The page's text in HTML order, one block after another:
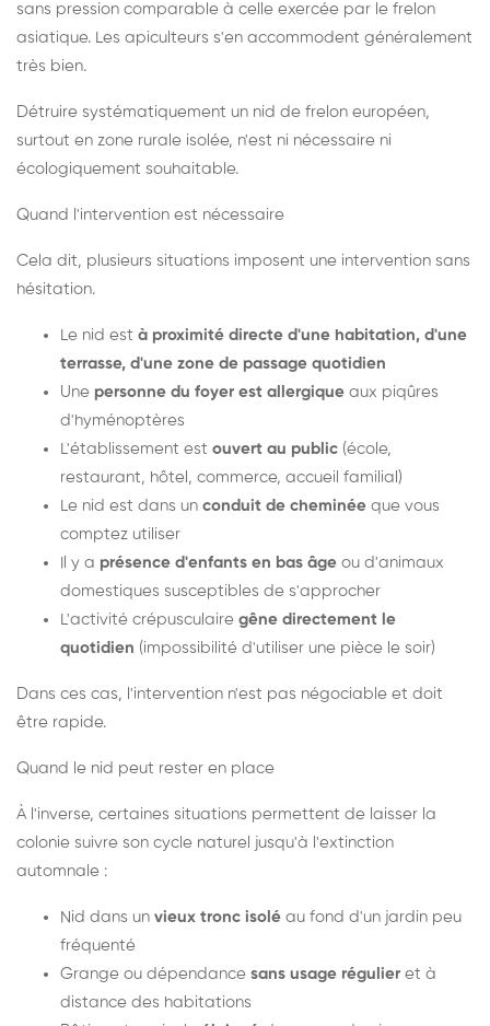
sans pression comparable à celle exercée par le frelon
asiatique. Les apiculteurs s'en accommodent généralement
très bien.
Détruire systématiquement un nid de frelon européen,
surtout en zone rurale isolée, n'est ni nécessaire ni
écologiquement souhaitable.
Quand l'intervention est nécessaire
Cela dit, plusieurs situations imposent une intervention sans
hésitation.
Le nid est à proximité directe d'une habitation, d'une
terrasse, d'une zone de passage quotidien
Une personne du foyer est allergique aux piqûres
d'hyménoptères
L'établissement est ouvert au public (école,
restaurant, hôtel, commerce, accueil familial)
Le nid est dans un conduit de cheminée que vous
comptez utiliser
Il y a présence d'enfants en bas âge ou d'animaux
domestiques susceptibles de s'approcher
L'activité crépusculaire gêne directement le
quotidien (impossibilité d'utiliser une pièce le soir)
Dans ces cas, l'intervention n'est pas négociable et doit
être rapide.
Quand le nid peut rester en place
À l'inverse, certaines situations permettent de laisser la
colonie suivre son cycle naturel jusqu'à l'extinction
automnale :
Nid dans un vieux tronc isolé au fond d'un jardin peu
fréquenté
Grange ou dépendance sans usage régulier et à
distance des habitations